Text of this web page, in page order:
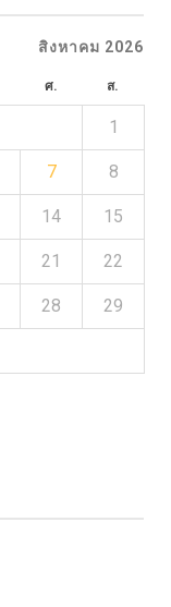
สิงหาคม 2026
ศ. ส.
1
7 8
14 15
21 22
28 29